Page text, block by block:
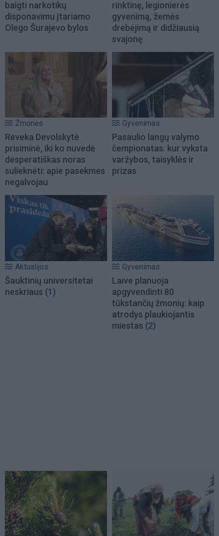
baigti narkotikų
disponavimu įtariamo
Olego Šurajevo bylos
rinktinę, legionierės
gyvenimą, žemės
drebėjimą ir didžiausią
svajonę
Žmonės
Reveka Devolskytė
prisiminė, iki ko nuvedė
desperatiškas noras
sulieknėti: apie pasekmes
negalvojau
Gyvenimas
Pasaulio langų valymo
čempionatas: kur vyksta
varžybos, taisyklės ir
prizas
Aktualijos
Šauktinių universitetai
neskriaus (1)
Gyvenimas
Laive planuoja
apgyvendinti 80
tūkstančių žmonių: kaip
atrodys plaukiojantis
miestas (2)